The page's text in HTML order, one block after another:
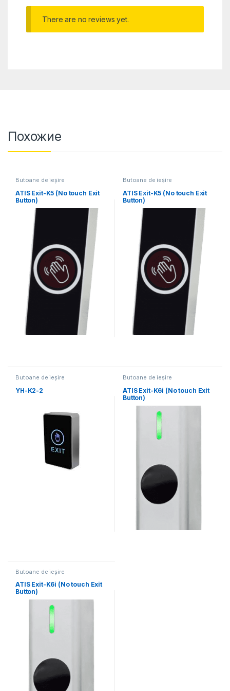
There are no reviews yet.
Похожие
Butoane de ieșire
ATIS Exit-K5 (No touch Exit
Button)
Butoane de ieșire
ATIS Exit-K5 (No touch Exit
Button)
Butoane de ieșire
YH-K2-2
Butoane de ieșire
ATIS Exit-K6i (No touch Exit
Button)
Butoane de ieșire
ATIS Exit-K6i (No touch Exit
Button)